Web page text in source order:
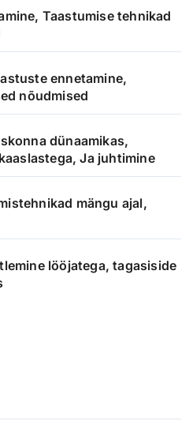
Taastumise tehnikad
ennetamine,
nõudmised
dünaamikas,
Ja juhtimine
mängu ajal,
lööjatega, tagasiside